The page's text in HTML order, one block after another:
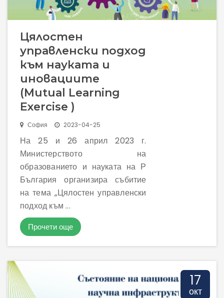
Цялостен
управленски подход
към науката и
иновациите
(Mutual Learning
Exercise )
София 2023-04-25
На 25 и 26 април 2023 г.
Министерството на
образованието и науката на Р
България организира събитие
на тема „Цялостен управленски
подход към ...
Прочети още
17
окт